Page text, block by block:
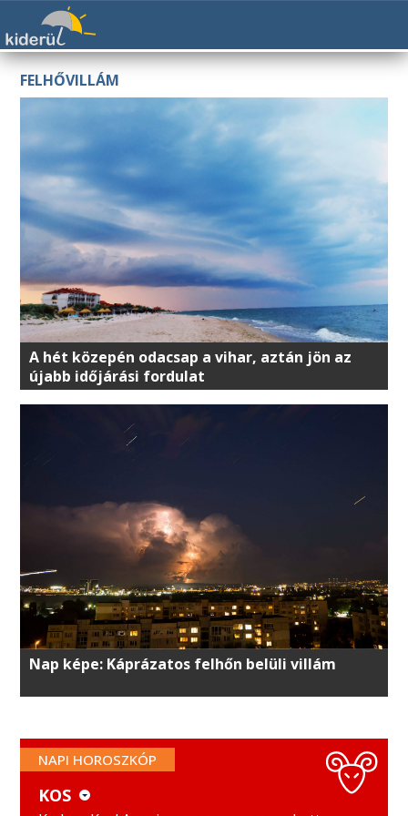
FELHŐVILLÁM
A hét közepén odacsap a vihar, aztán jön az
újabb időjárási fordulat
Nap képe: Káprázatos felhőn belüli villám
NAPI HOROSZKÓP
KOS
KOS